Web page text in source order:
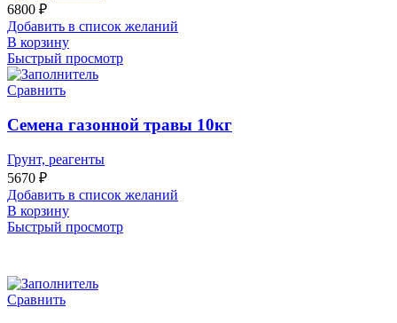
6800 ₽
Добавить в список желаний
В корзину
Быстрый просмотр
Сравнить
Семена газонной травы 10кг
Грунт, реагенты
5670 ₽
Добавить в список желаний
В корзину
Быстрый просмотр
Сравнить